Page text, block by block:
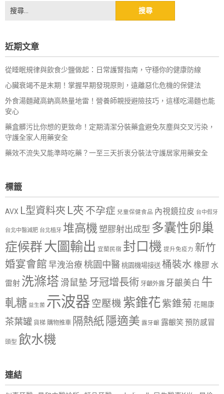
搜
尋
字:
近期文章
從睡眠規律與飲食少鹽做起：日常護腎指南，守穩你的健康防線
心臟衰竭不是末期！掌握早期發現原則，遠離惡化危機的保健法
外食湯麵藏高鈉高熱量地雷！營養師親授避險技巧，這樣吃湯麵也能
安心
藥盒髒污比你想的更致命！定期清潔分裝藥盒避免灰塵與交叉污染，
守護全家人用藥安全
藥效不流失又能準時吃藥？一至三天折衷分裝法守護居家用藥安全
標籤
AVX L型資料夾 L夾 不孕症 兒童保健食品 內視鏡拉皮 台中假牙
台北中醫減肥 台北植牙 堆高機塑膠射出成型 多囊性卵巢
症候群大圖輸出 宜蘭民宿 封口機 提升免疫力 新竹
婚宴會館 早洩治療 桃園中醫 桃園機場接送 桶裝水 橡膠 水
雷射 洗滌塔 滑鼠墊 牙冠增長術 牙齦外露 牙齦美白 牛
軋糖 益生菌 示波器 空壓機 紫錐花紫錐菊 花賜康
茶葉罐 貨梯 購物推車 隔熱紙 隱適美 露牙齦 露齦笑預防感冒
頭型 飲水機
連結